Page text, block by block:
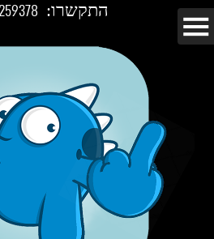
התקשרו: